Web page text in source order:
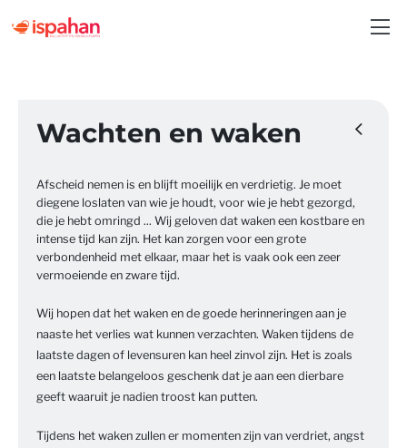
Wachten en waken
Afscheid nemen is en blijft moeilijk en verdrietig. Je moet
diegene loslaten van wie je houdt, voor wie je hebt gezorgd,
die je hebt omringd ... Wij geloven dat waken een kostbare en
intense tijd kan zijn. Het kan zorgen voor een grote
verbondenheid met elkaar, maar het is vaak ook een zeer
vermoeiende en zware tijd.
Wij hopen dat het waken en de goede herinneringen aan je
naaste het verlies wat kunnen verzachten. Waken tijdens de
laatste dagen of levensuren kan heel zinvol zijn. Het is zoals
een laatste belangeloos geschenk dat je aan een dierbare
geeft waaruit je nadien troost kan putten.
Tijdens het waken zullen er momenten zijn van verdriet, angst